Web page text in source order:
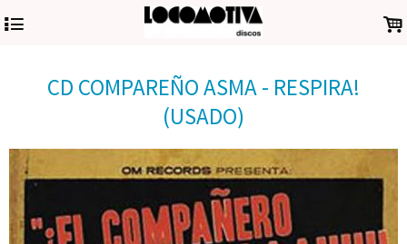
4 .
CD COMPAREÑO ASMA - RESPIRA!
(USADO)